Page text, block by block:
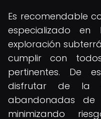
Es recomendable
especializado
exploración
cumplir con
pertinentes. De
disfrutar de la
abandonadas
minimizando